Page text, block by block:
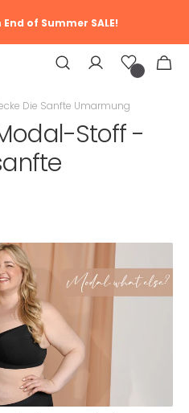
End of Summer SALE!
Wunschliste
0
Die Sanfte Umarmung
Stoff -